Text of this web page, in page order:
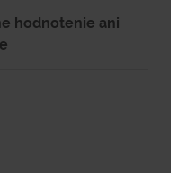
hodnotenie ani